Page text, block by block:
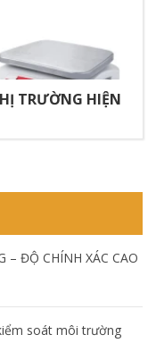
TRƯỜNG HIỆN
– ĐỘ CHÍNH XÁC CAO
soát môi trường